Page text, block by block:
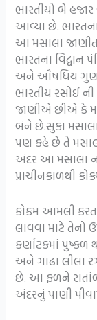
ભારતીયો બે
આવ્યા છે.
આ મસાલા
ભારતના વિદ્વાન
અને ઔષધિય
ભારતીય રસોઈ
જાણીએ છીએ કે
બંને છે.સુકા
પણ કહે છે તે
અંદર આ મસાલા
પ્રાચીનકાળથી
કોકમ આમલી
લાવવા માટે તેનો
કર્ણાટકમાં પુષ્કળ
અને ગાઢા લીલા
છે. આ ફળને
અંદરનું પાણી